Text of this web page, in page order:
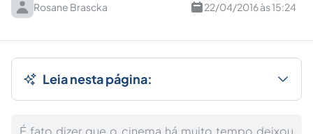
Rosane Brascka 22/04/2016 às 15:24
Leia nesta página:
É fato dizer que o cinema há muito tempo deixou